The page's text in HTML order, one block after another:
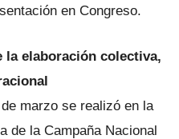
en Congreso.
la elaboración colectiva,
marzo se realizó en la
de la Campaña Nacional